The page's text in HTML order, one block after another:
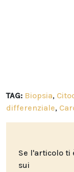
TAG: Biopsia,
differenziale,
Se l'articolo ti
sui